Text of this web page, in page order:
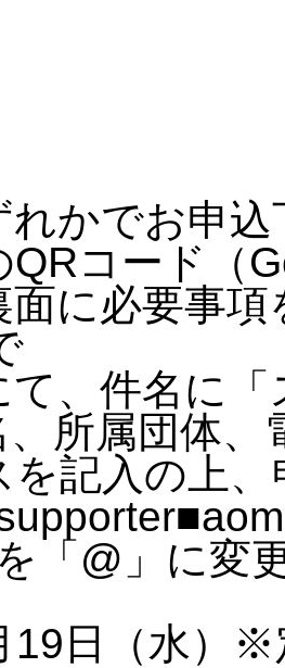
れかでお申込
QRコード（
面に必要事
て、件名に
所属団体、
を記入の上
@」に変
19日（水）